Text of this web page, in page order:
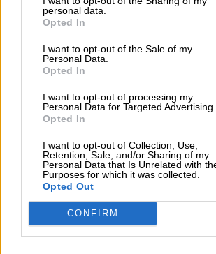
personal data.
Opted In
I want to opt-out of the Sale of my
Personal Data.
Opted In
I want to opt-out of processing my
Personal Data for Targeted Advertising.
Opted In
I want to opt-out of Collection, Use,
Retention, Sale, and/or Sharing of my
Personal Data that Is Unrelated with
Purposes for which it was collected.
Opted Out
CONFIRM
Αύριο Σάββατο στη
κηδεία του Αθανασίου
07/08/2026 , 15:06